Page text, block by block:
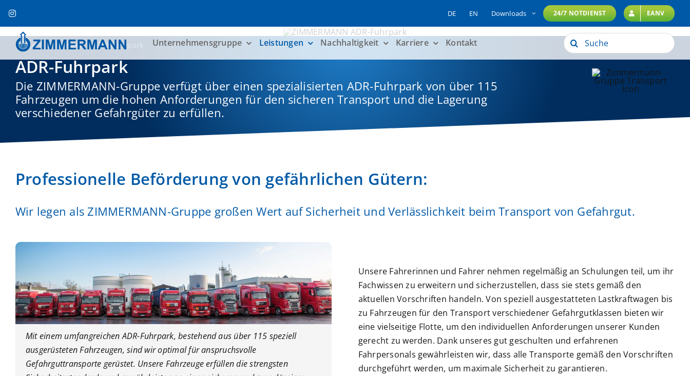
Inhalt
springen
DE EN Downloads 24/7 NOTDIENST EANV
Unternehmensgruppe Leistungen Nachhaltigkeit Karriere Kontakt
Suche
nach:
Home Leistungen ADR-Fuhrpark
ADR-Fuhrpark
Die ZIMMERMANN-Gruppe verfügt über einen spezialisierten ADR-Fuhrpark von über 115
Fahrzeugen um die hohen Anforderungen für den sicheren Transport und die Lagerung
verschiedener Gefahrgüter zu erfüllen.
Professionelle Beförderung von gefährlichen Gütern:
Wir legen als ZIMMERMANN-Gruppe großen Wert auf Sicherheit und Verlässlichkeit beim Transport von Gefahrgut.
Mit einem umfangreichen ADR-Fuhrpark, bestehend aus über 115 speziell
ausgerüsteten Fahrzeugen, sind wir optimal für anspruchsvolle
Gefahrguttransporte gerüstet. Unsere Fahrzeuge erfüllen die strengsten
Unsere Fahrerinnen und Fahrer nehmen regelmäßig an Schulungen teil, um ihr
Fachwissen zu erweitern und sicherzustellen, dass sie stets gemäß den
aktuellen Vorschriften handeln. Von speziell ausgestatteten Lastkraftwagen bis
zu Fahrzeugen für den Transport verschiedener Gefahrgutklassen bieten wir
eine vielseitige Flotte, um den individuellen Anforderungen unserer Kunden
gerecht zu werden. Dank unseres gut geschulten und erfahrenen
Fahrpersonals gewährleisten wir, dass alle Transporte gemäß den Vorschriften
durchgeführt werden, um maximale Sicherheit zu garantieren.